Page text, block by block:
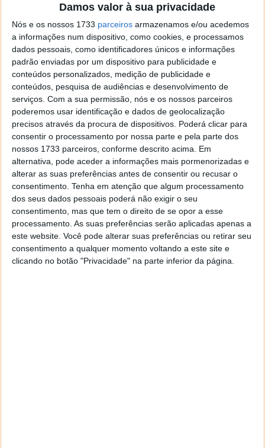
Damos valor à sua privacidade
Nós e os nossos 1733 parceiros armazenamos e/ou acedemos
a informações num dispositivo, como cookies, e processamos
dados pessoais, como identificadores únicos e informações
padrão enviadas por um dispositivo para publicidade e
conteúdos personalizados, medição de publicidade e
conteúdos, pesquisa de audiências e desenvolvimento de
serviços. Com a sua permissão, nós e os nossos parceiros
poderemos usar identificação e dados de geolocalização
precisos através da procura de dispositivos. Poderá clicar para
consentir o processamento por nossa parte e pela parte dos
nossos 1733 parceiros, conforme descrito acima. Em
alternativa, pode aceder a informações mais pormenorizadas e
alterar as suas preferências antes de consentir ou recusar o
consentimento. Tenha em atenção que algum processamento
dos seus dados pessoais poderá não exigir o seu
consentimento, mas que tem o direito de se opor a esse
processamento. As suas preferências serão aplicadas apenas a
este website. Você pode alterar suas preferências ou retirar seu
consentimento a qualquer momento voltando a este site e
clicando no botão "Privacidade" na parte inferior da página.
O novo DeLorean Alpha 5 deve chegar em 2024, mas
será visível pela primeira vez em agosto próximo no
Pebble Beach Contest of Elegance. Também foi
confirmado que a produção está atualmente
limitada a 88 unidades no primeiro lançamento.
Este artigo tem mais de um ano
Acompanhe o Pplware no Google Notícias
Proponha uma correção, faça uma sugestão